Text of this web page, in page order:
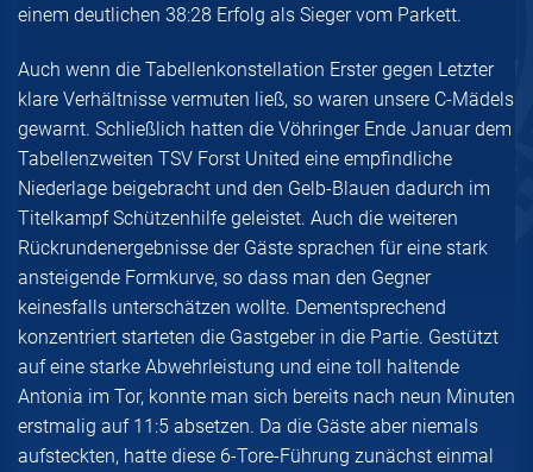
einem deutlichen 38:28 Erfolg als Sieger vom Parkett.
Auch wenn die Tabellenkonstellation Erster gegen Letzter
klare Verhältnisse vermuten ließ, so waren unsere C-Mädels
gewarnt. Schließlich hatten die Vöhringer Ende Januar dem
Tabellenzweiten TSV Forst United eine empfindliche
Niederlage beigebracht und den Gelb-Blauen dadurch im
Titelkampf Schützenhilfe geleistet. Auch die weiteren
Rückrundenergebnisse der Gäste sprachen für eine stark
ansteigende Formkurve, so dass man den Gegner
keinesfalls unterschätzen wollte. Dementsprechend
konzentriert starteten die Gastgeber in die Partie. Gestützt
auf eine starke Abwehrleistung und eine toll haltende
Antonia im Tor, konnte man sich bereits nach neun Minuten
erstmalig auf 11:5 absetzen. Da die Gäste aber niemals
aufsteckten, hatte diese 6-Tore-Führung zunächst einmal